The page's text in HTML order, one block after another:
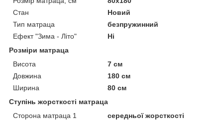
Стан
Новий
Тип матраца
безпружинний
Ефект "Зима - Літо"
Ні
Розміри матраца
Висота
7 см
Довжина
180 см
Ширина
80 см
Ступінь жорсткості матраца
Сторона матраца 1
середньої жорсткості